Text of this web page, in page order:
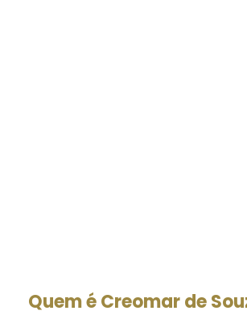
Quem é Creomar de